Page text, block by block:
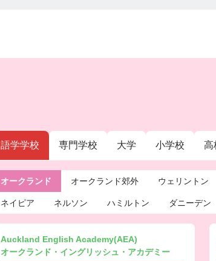
語学学校 専門学校 大学 小学校 高
オークランド オークランド郊外 ウェリントン
ネイピア ネルソン ハミルトン ダニーデン
Auckland English Academy(AEA)
オークランド・イングリッシュ・アカデミー